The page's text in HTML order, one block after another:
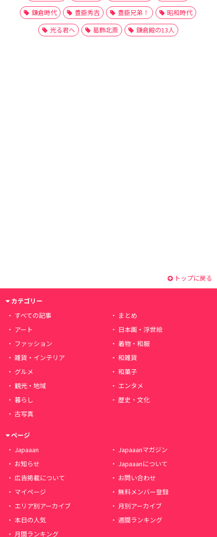
鎌倉時代
豊臣秀吉 豊臣兄弟！
昭和時代
光る君へ
葛飾北斎 鎌倉殿の13人
トップに戻る
カテゴリー
すべての記事
まとめ
アート
日本画・浮世絵
ファッション
着物・和服
雑貨・インテリア
和雑貨
グルメ
和菓子
観光・地域
エンタメ
暮らし
歴史・文化
古写真
ページ
Japaaan
Japaaanマガジン
お知らせ
Japaaanについて
広告掲載について
お問い合わせ
マイページ
無料メンバー登録
エリア別アーカイブ
月別アーカイブ
本日の人気
週間ランキング
月間ランキング